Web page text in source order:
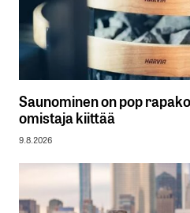
Saunominen on pop
omistaja kiittää
9.8.2026